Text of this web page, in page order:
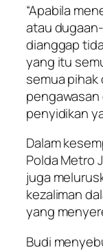
“Apabila
atau
dianggap
yang itu
semua pihak
penyidikan
Dalam
Polda Metro
juga
kezaliman
yang
Budi